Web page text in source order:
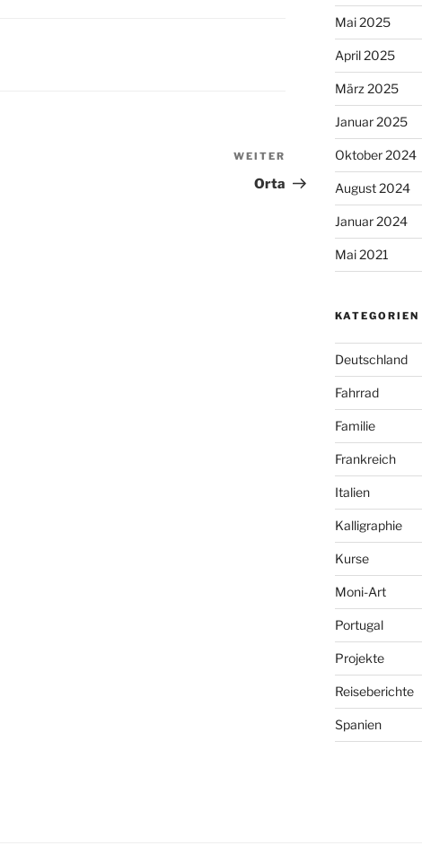
Nächster
Beitrag
WEITER
Orta
Mai 2025
April 2025
März 2025
Januar 2025
Oktober 2024
August 2024
Januar 2024
Mai 2021
KATEGORIEN
Deutschland
Fahrrad
Familie
Frankreich
Italien
Kalligraphie
Kurse
Moni-Art
Portugal
Projekte
Reiseberichte
Spanien